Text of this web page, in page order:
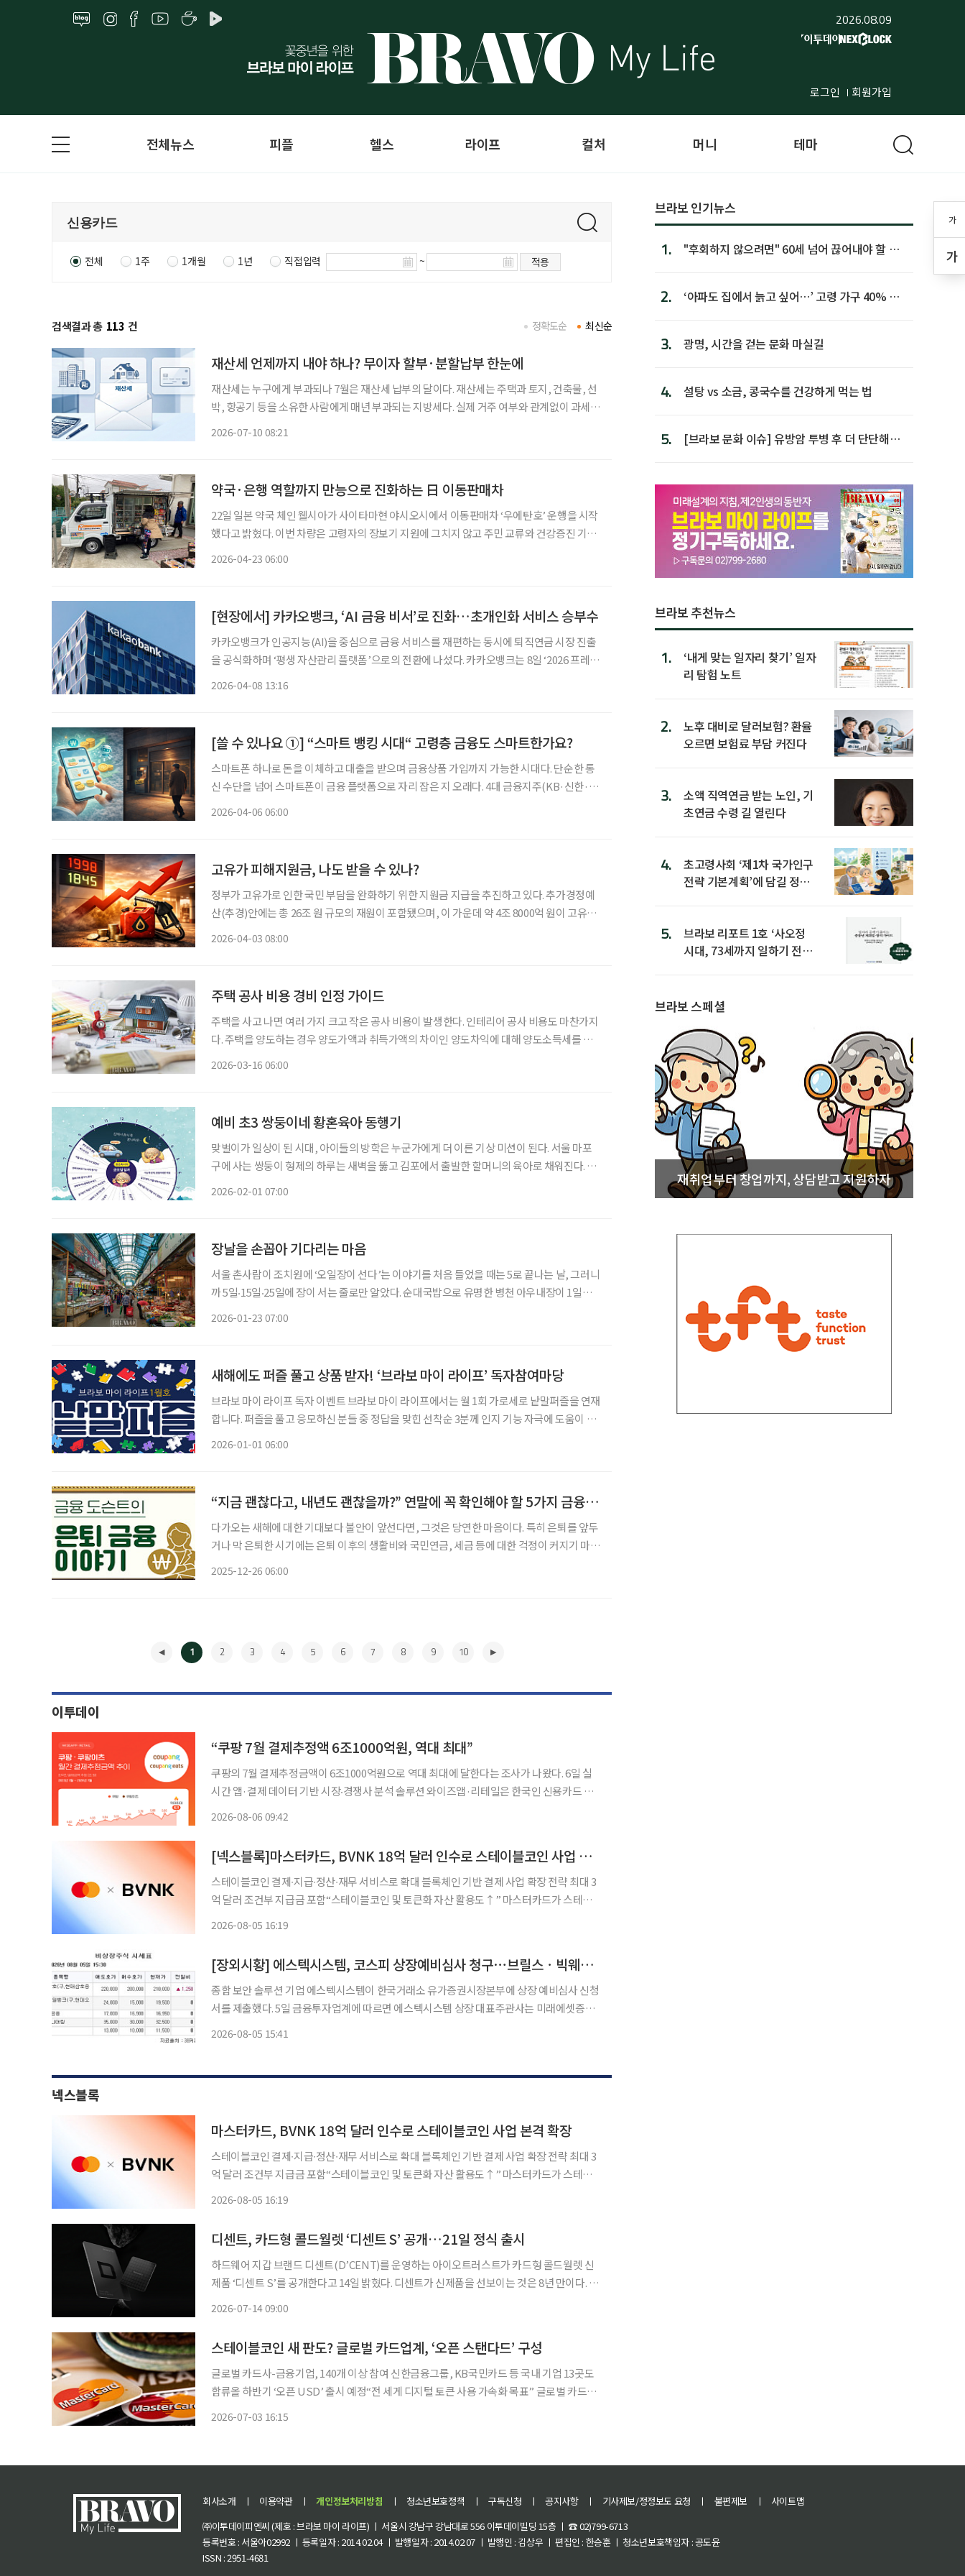
2026.08.09
로그인 회원가입
가
가
전체뉴스 피플 헬스 라이프 컬처 머니 테마
전체 1주 1개월 1년 직접입력 ~ 적용
검색결과 총 113 건 최신순
정확도순
재산세 언제까지 내야 하나? 무이자 할부·분할납부 한눈에
재산세는 누구에게 부과되나 7월은 재산세 납부의 달이다. 재산세는 주택과 토지, 건축물, 선
박, 항공기 등을 소유한 사람에게 매년 부과되는 지방세다. 실제 거주 여부와 관계없이 과세
2026-07-10 08:21
약국·은행 역할까지 만능으로 진화하는 日 이동판매차
22일 일본 약국 체인 웰시아가 사이타마현 야시오시에서 이동판매차 ‘우에탄호’ 운행을 시작
했다고 밝혔다. 이번 차량은 고령자의 장보기 지원에 그치지 않고 주민 교류와 건강증진 기회
2026-04-23 06:00
[현장에서] 카카오뱅크, ‘AI 금융 비서’로 진화…초개인화 서비스 승부수
카카오뱅크가 인공지능(AI)을 중심으로 금융 서비스를 재편하는 동시에 퇴직연금 시장 진출
을 공식화하며 ‘평생 자산관리 플랫폼’으로의 전환에 나섰다. 카카오뱅크는 8일 ‘2026 프레스
2026-04-08 13:16
[쓸 수 있나요 ①] “스마트 뱅킹 시대“ 고령층 금융도 스마트한가요?
스마트폰 하나로 돈을 이체하고 대출을 받으며 금융상품 가입까지 가능한 시대다. 단순한 통
신 수단을 넘어 스마트폰이 금융 플랫폼으로 자리 잡은 지 오래다. 4대 금융지주(KB·신한·하
2026-04-06 06:00
고유가 피해지원금, 나도 받을 수 있나?
정부가 고유가로 인한 국민 부담을 완화하기 위한 지원금 지급을 추진하고 있다. 추가경정예
산(추경)안에는 총 26조 원 규모의 재원이 포함됐으며, 이 가운데 약 4조 8000억 원이 고유가
2026-04-03 08:00
주택 공사 비용 경비 인정 가이드
주택을 사고 나면 여러 가지 크고 작은 공사 비용이 발생한다. 인테리어 공사 비용도 마찬가지
다. 주택을 양도하는 경우 양도가액과 취득가액의 차이인 양도차익에 대해 양도소득세를 계
2026-03-16 06:00
예비 초3 쌍둥이네 황혼육아 동행기
맞벌이가 일상이 된 시대, 아이들의 방학은 누군가에게 더 이른 기상 미션이 된다. 서울 마포
구에 사는 쌍둥이 형제의 하루는 새벽을 뚫고 김포에서 출발한 할머니의 육아로 채워진다. 윤
2026-02-01 07:00
장날을 손꼽아 기다리는 마음
서울 촌사람이 조치원에 ‘오일장이 선다’는 이야기를 처음 들었을 때는 5로 끝나는 날, 그러니
까 5일‧15일‧25일에 장이 서는 줄로만 알았다. 순대국밥으로 유명한 병천 아우내장이 1일과 6
2026-01-23 07:00
새해에도 퍼즐 풀고 상품 받자! ‘브라보 마이 라이프’ 독자참여마당
브라보 마이 라이프 독자 이벤트 브라보 마이 라이프에서는 월 1회 가로세로 낱말퍼즐을 연재
합니다. 퍼즐을 풀고 응모하신 분들 중 정답을 맞힌 선착순 3분께 인지 기능 자극에 도움이 되
2026-01-01 06:00
“지금 괜찮다고, 내년도 괜찮을까?” 연말에 꼭 확인해야 할 5가지 금융 점검
다가오는 새해에 대한 기대보다 불안이 앞선다면, 그것은 당연한 마음이다. 특히 은퇴를 앞두
거나 막 은퇴한 시기에는 은퇴 이후의 생활비와 국민연금, 세금 등에 대한 걱정이 커지기 마련
2025-12-26 06:00
1 2 3 4 5 6 7 8 9 10
이투데이
“쿠팡 7월 결제추정액 6조1000억원, 역대 최대”
쿠팡의 7월 결제추정금액이 6조1000억원으로 역대 최대에 달한다는 조사가 나왔다. 6일 실
시간 앱·결제 데이터 기반 시장‧경쟁사 분석 솔루션 와이즈앱·리테일은 한국인 신용카드 및
2026-08-06 09:42
[넥스블록]마스터카드, BVNK 18억 달러 인수로 스테이블코인 사업 본격 확장
스테이블코인 결제∙지급∙정산∙재무 서비스로 확대 블록체인 기반 결제 사업 확장 전략 최대 3
억 달러 조건부 지급금 포함“스테이블코인 및 토큰화 자산 활용도↑” 마스터카드가 스테이
2026-08-05 16:19
[장외시황] 에스텍시스템, 코스피 상장예비심사 청구⋯브릴스ㆍ빅웨이브로보틱스 청약 일정 변경
종합 보안 솔루션 기업 에스텍시스템이 한국거래소 유가증권시장본부에 상장 예비심사 신청
서를 제출했다. 5일 금융투자업계에 따르면 에스텍시스템 상장 대표주관사는 미래에셋증권
2026-08-05 15:41
넥스블록
마스터카드, BVNK 18억 달러 인수로 스테이블코인 사업 본격 확장
스테이블코인 결제∙지급∙정산∙재무 서비스로 확대 블록체인 기반 결제 사업 확장 전략 최대 3
억 달러 조건부 지급금 포함“스테이블코인 및 토큰화 자산 활용도↑” 마스터카드가 스테이
2026-08-05 16:19
디센트, 카드형 콜드월렛 ‘디센트 S’ 공개…21일 정식 출시
하드웨어 지갑 브랜드 디센트(D’CENT)를 운영하는 아이오트러스트가 카드형 콜드월렛 신
제품 ‘디센트 S’를 공개한다고 14일 밝혔다. 디센트가 신제품을 선보이는 것은 8년 만이다. 디
2026-07-14 09:00
스테이블코인 새 판도? 글로벌 카드업계, ‘오픈 스탠다드’ 구성
글로벌 카드사-금융기업, 140개 이상 참여 신한금융그룹, KB국민카드 등 국내 기업 13곳도
합류올 하반기 ‘오픈 USD’ 출시 예정“전 세게 디지털 토큰 사용 가속화 목표” 글로벌 카드사
2026-07-03 16:15
브라보 인기뉴스
1.
"후회하지 않으려면" 60세 넘어 끊어내야 할 사
2.
‘아파도 집에서 늙고 싶어…’ 고령 가구 40% 노
3. 광명, 시간을 걷는 문화 마실길
4. 설탕 vs 소금, 콩국수를 건강하게 먹는 법
5.
[브라보 문화 이슈] 유방암 투병 후 더 단단해진
브라보 추천뉴스
1.
‘내게 맞는 일자리 찾기’ 일자
리 탐험 노트
2.
노후 대비로 달러보험? 환율
오르면 보험료 부담 커진다
3.
소액 직역연금 받는 노인, 기
초연금 수령 길 열린다
4.
초고령사회 ‘제1차 국가인구
전략 기본계획’에 담길 정책
5.
브라보 리포트 1호 ‘사오정
시대, 73세까지 일하기 전략’
브라보 스페셜
재취업부터 창업까지, 상담받고 지원하자
회사소개 ㅣ 이용약관 ㅣ 개인정보처리방침 ㅣ 청소년보호정책 ㅣ 구독신청 ㅣ 공지사항 ㅣ 기사제보/정정보도 요청 ㅣ 불편제보 ㅣ
사이트맵
㈜이투데이피엔씨 (제호 : 브라보 마이 라이프) ㅣ 서울시 강남구 강남대로 556 이투데이빌딩 15층 ㅣ ☎ 02)799-6713
등록번호 : 서울아02992 ㅣ 등록일자 : 2014.02.04 ㅣ 발행일자 : 2014.02.07 ㅣ 발행인 : 김상우 ㅣ 편집인 : 한승훈 ㅣ 청소년보호책임자 : 공도윤
ISSN : 2951-4681